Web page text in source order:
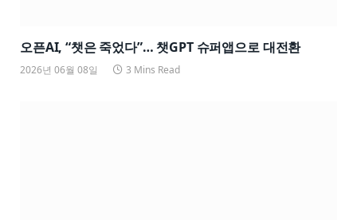
오픈AI, “챗은 죽었다”… 챗GPT 슈퍼앱으로 대전환
2026년 06월 08일 3 Mins Read